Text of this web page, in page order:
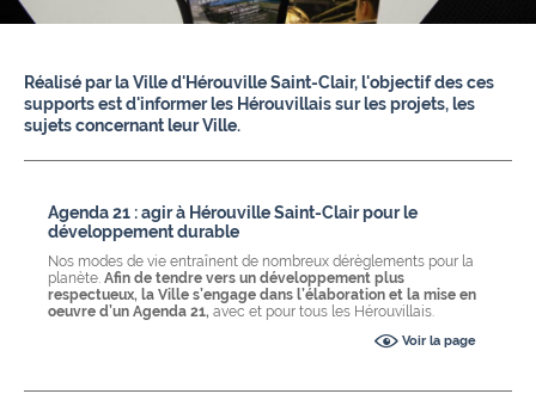
Réalisé par la Ville d'Hérouville Saint-Clair, l'objectif des ces
supports est d'informer les Hérouvillais sur les projets, les
sujets concernant leur Ville.
Agenda 21 : agir à Hérouville Saint-Clair pour le
développement durable
Nos modes de vie entraînent de nombreux dérèglements pour la
planète. Afin de tendre vers un développement plus
respectueux, la Ville s’engage dans l’élaboration et la mise en
oeuvre d’un Agenda 21, avec et pour tous les Hérouvillais.
Voir la page